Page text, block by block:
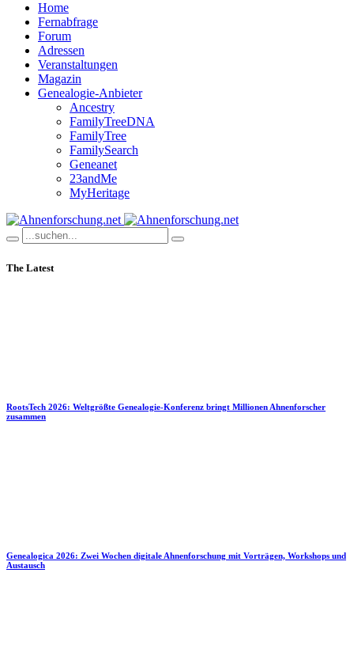
Home
Fernabfrage
Forum
Adressen
Veranstaltungen
Magazin
Genealogie-Anbieter
Ancestry
FamilyTreeDNA
FamilyTree
FamilySearch
Geneanet
23andMe
MyHeritage
The Latest
RootsTech 2026: Weltgrößte Genealogie-Konferenz bringt Millionen Ahnenforscher
zusammen
Genealogica 2026: Zwei Wochen digitale Ahnenforschung mit Vorträgen, Workshops und
Austausch